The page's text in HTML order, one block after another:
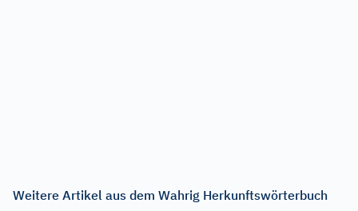
Weitere Artikel aus dem Wahrig Herkunftswörterbuch